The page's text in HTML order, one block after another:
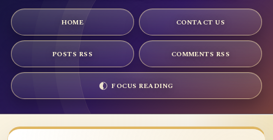
HOME CONTACT US
POSTS RSS COMMENTS RSS
FOCUS READING